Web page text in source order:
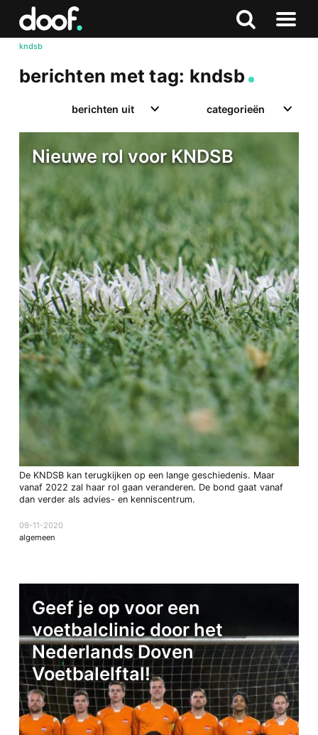
Zoeken
Naar
kndsb
berichten met tag: kndsb
berichten uit categorieën
Nieuwe rol voor KNDSB
De KNDSB kan terugkijken op een lange geschiedenis. Maar
vanaf 2022 zal haar rol gaan veranderen. De bond gaat vanaf
dan verder als advies- en kenniscentrum.
09-11-2020
algemeen
Geef je op voor een
voetbalclinic door het
Nederlands Doven
Voetbalelftal!
Doof.nl
Zoeken